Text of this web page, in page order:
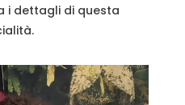
i dettagli di questa